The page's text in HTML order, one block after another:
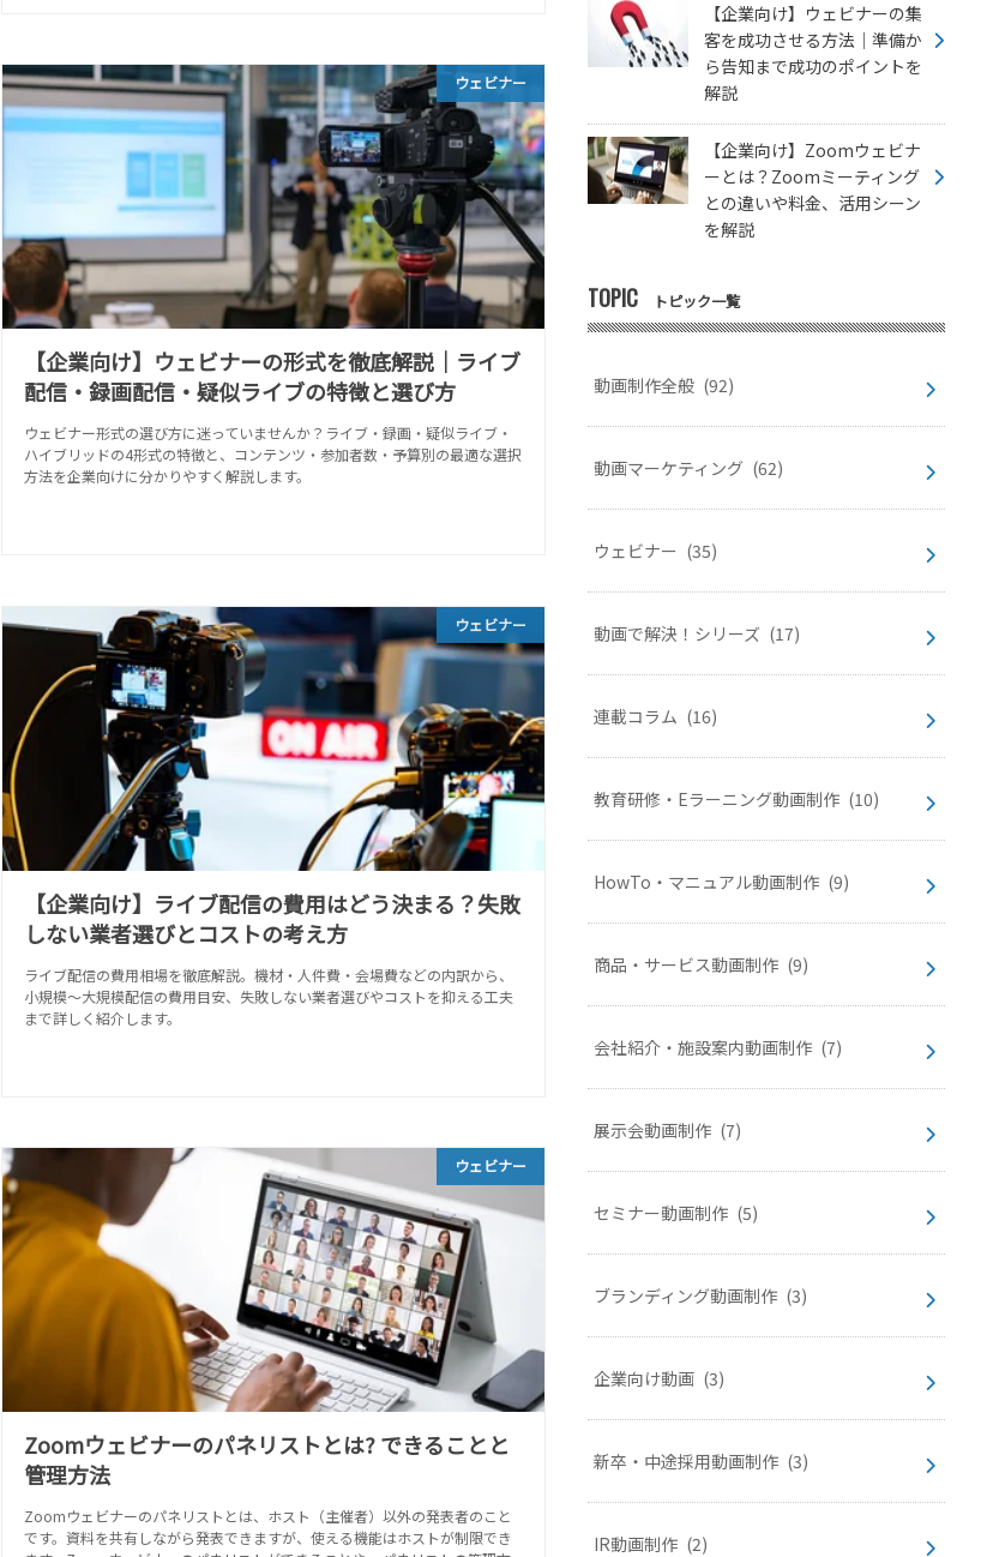
ウェビナー
【企業向け】ウェビナーの形式を徹底解説｜ライブ
配信・録画配信・疑似ライブの特徴と選び方
ウェビナー形式の選び方に迷っていませんか？ライブ・録画・疑似ライブ・
ハイブリッドの4形式の特徴と、コンテンツ・参加者数・予算別の最適な選択
方法を企業向けに分かりやすく解説します。
ウェビナー
【企業向け】ライブ配信の費用はどう決まる？失敗
しない業者選びとコストの考え方
ライブ配信の費用相場を徹底解説。機材・人件費・会場費などの内訳から、
小規模〜大規模配信の費用目安、失敗しない業者選びやコストを抑える工夫
まで詳しく紹介します。
ウェビナー
Zoomウェビナーのパネリストとは? できることと
管理方法
Zoomウェビナーのパネリストとは、ホスト（主催者）以外の発表者のこと
です。資料を共有しながら発表できますが、使える機能はホストが制限でき
【企業向け】ウェビナーの集
客を成功させる方法｜準備か
ら告知まで成功のポイントを
解説
【企業向け】Zoomウェビナ
ーとは？Zoomミーティング
との違いや料金、活用シーン
を解説
TOPIC トピック一覧
動画制作全般 (92)
動画マーケティング (62)
ウェビナー (35)
動画で解決！シリーズ (17)
連載コラム (16)
教育研修・Eラーニング動画制作 (10)
HowTo・マニュアル動画制作 (9)
商品・サービス動画制作 (9)
会社紹介・施設案内動画制作 (7)
展示会動画制作 (7)
セミナー動画制作 (5)
ブランディング動画制作 (3)
企業向け動画 (3)
新卒・中途採用動画制作 (3)
IR動画制作 (2)